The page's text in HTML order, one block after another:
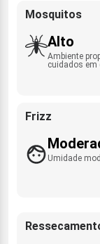
Mosquitos
Alto
Ambiente
cuidados em
Frizz
Umidade